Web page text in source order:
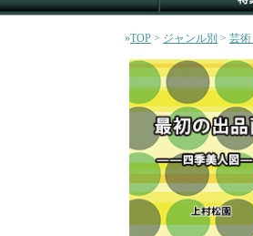
»TOP > ジャンル別 > 芸